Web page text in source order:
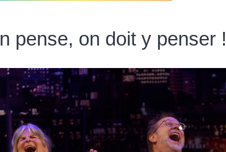
pense, on doit y penser !